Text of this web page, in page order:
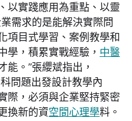
以實踐應用為重點、以靈
需求的是能解決實際問
項目式學習、案例教學和
學，積累實戰經驗， 中醫
能。”張纓斌指出，
問題出發設計教學內
際，必須與企業堅持緊密
換新的資空間心理學料。